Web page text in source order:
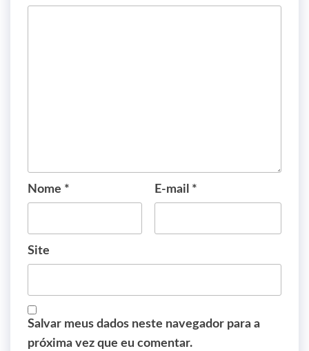
Nome * E-mail *
Site
Salvar meus dados neste navegador para a
próxima vez que eu comentar.